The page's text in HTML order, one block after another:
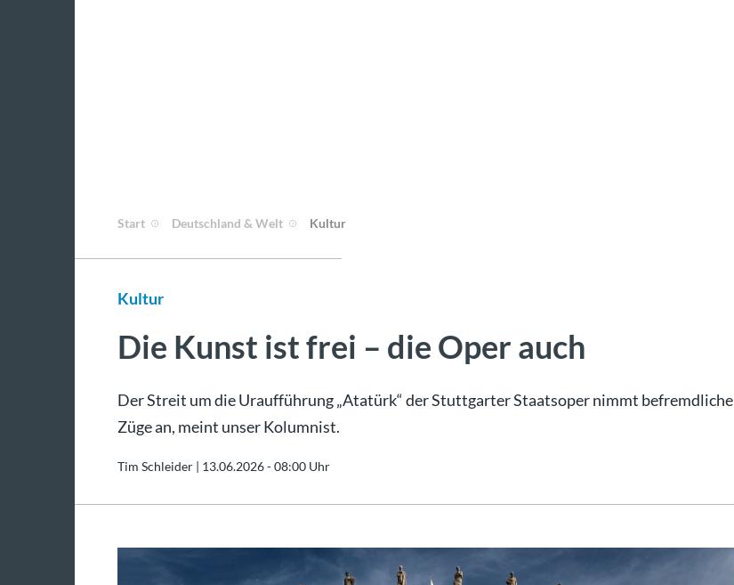
Start Deutschland & Welt Kultur
Kultur
Die Kunst ist frei – die Oper auch
Der Streit um die Uraufführung „Atatürk“ der Stuttgarter Staatsoper nimmt befremdliche
Züge an, meint unser Kolumnist.
Tim Schleider | 13.06.2026 - 08:00 Uhr